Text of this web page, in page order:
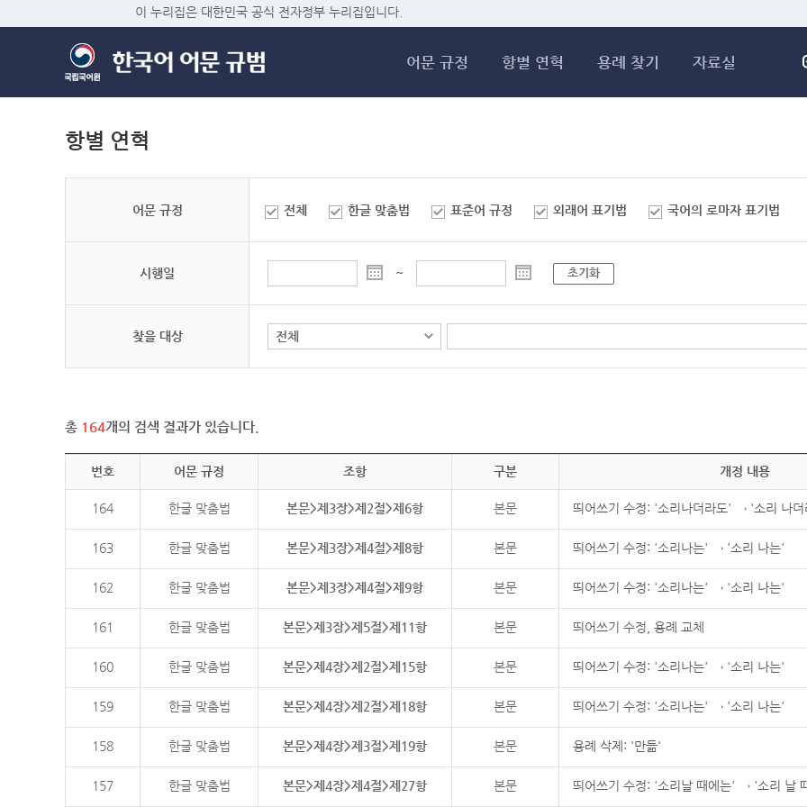
이 누리집은 대한민국 공식 전자정부 누리집입니다.
어문 규정 항별 연혁 용례 찾기 자료실
항별 연혁
어문 규정 전체 한글 맞춤법 표준어 규정 외래어 표기법 국어의 로마자 표기법
시행일 ~ 초기화
찾을 대상
총 164개의 검색 결과가 있습니다.
번호 어문 규정 조항 구분 개정 내용
164 한글 맞춤법 본문>제3장>제2절>제6항 본문 띄어쓰기 수정: '소리나더라도' → '소리 나더
163 한글 맞춤법 본문>제3장>제4절>제8항 본문 띄어쓰기 수정: '소리나는' → '소리 나는'
162 한글 맞춤법 본문>제3장>제4절>제9항 본문 띄어쓰기 수정: '소리나는' → '소리 나는'
161 한글 맞춤법 본문>제3장>제5절>제11항 본문 띄어쓰기 수정, 용례 교체
160 한글 맞춤법 본문>제4장>제2절>제15항 본문 띄어쓰기 수정: '소리나는' → '소리 나는'
159 한글 맞춤법 본문>제4장>제2절>제18항 본문 띄어쓰기 수정: '소리나는' → '소리 나는'
158 한글 맞춤법 본문>제4장>제3절>제19항 본문 용례 삭제: '만듦'
157 한글 맞춤법 본문>제4장>제4절>제27항 본문 띄어쓰기 수정: '소리날 때에는' → '소리 날